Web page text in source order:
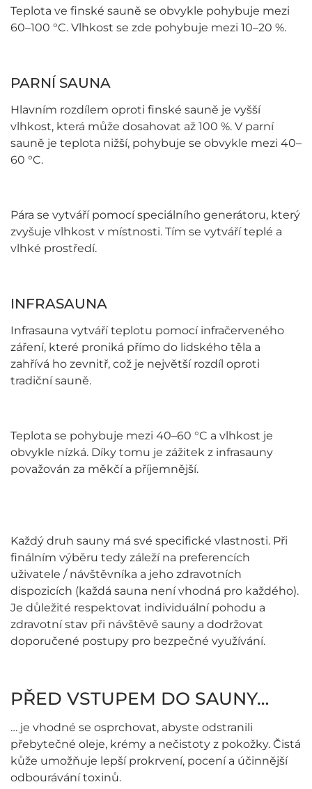
Teplota ve finské sauně se obvykle pohybuje mezi
60–100 °C. Vlhkost se zde pohybuje mezi 10–20 %.
PARNÍ SAUNA
Hlavním rozdílem oproti finské sauně je vyšší
vlhkost, která může dosahovat až 100 %. V parní
sauně je teplota nižší, pohybuje se obvykle mezi 40–
60 °C.
Pára se vytváří pomocí speciálního generátoru, který
zvyšuje vlhkost v místnosti. Tím se vytváří teplé a
vlhké prostředí.
INFRASAUNA
Infrasauna vytváří teplotu pomocí infračerveného
záření, které proniká přímo do lidského těla a
zahřívá ho zevnitř, což je největší rozdíl oproti
tradiční sauně.
Teplota se pohybuje mezi 40–60 °C a vlhkost je
obvykle nízká. Díky tomu je zážitek z infrasauny
považován za měkčí a příjemnější.
Každý druh sauny má své specifické vlastnosti. Při
finálním výběru tedy záleží na preferencích
uživatele / návštěvníka a jeho zdravotních
dispozicích (každá sauna není vhodná pro každého).
Je důležité respektovat individuální pohodu a
zdravotní stav při návštěvě sauny a dodržovat
doporučené postupy pro bezpečné využívání.
PŘED VSTUPEM DO SAUNY…
… je vhodné se osprchovat, abyste odstranili
přebytečné oleje, krémy a nečistoty z pokožky. Čistá
kůže umožňuje lepší prokrvení, pocení a účinnější
odbourávání toxinů.